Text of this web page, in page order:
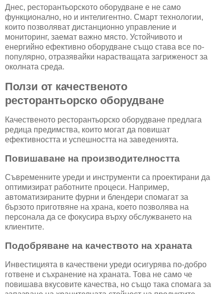
Днес, ресторантьорското оборудване е не само
функционално, но и интелигентно. Смарт технологии,
които позволяват дистанционно управление и
мониторинг, заемат важно място. Устойчивото и
енергийно ефективно оборудване също става все по-
популярно, отразявайки нарастващата загриженост за
околната среда.
Ползи от качественото
ресторантьорско оборудване
Качественото ресторантьорско оборудване предлага
редица предимства, които могат да повишат
ефективността и успешността на заведенията.
Повишаване на производителността
Съвременните уреди и инструменти са проектирани да
оптимизират работните процеси. Например,
автоматизираните фурни и блендери спомагат за
бързото приготвяне на храна, което позволява на
персонала да се фокусира върху обслужването на
клиентите.
Подобряване на качеството на храната
Инвестицията в качествени уреди осигурява по-добро
готвене и съхранение на храната. Това не само че
повишава вкусовите качества, но също така спомага за